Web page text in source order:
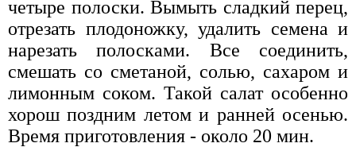
четыре полоски. Вымыть сладкий перец,
отрезать плодоножку, удалить семена и
нарезать полосками. Все соединить,
смешать со сметаной, солью, сахаром и
лимонным соком. Такой салат особенно
хорош поздним летом и ранней осенью.
Время приготовления - около 20 мин.